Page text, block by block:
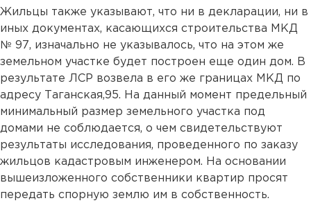
Жильцы также указывают, что ни в декларации, ни в
иных документах, касающихся строительства МКД
№ 97, изначально не указывалось, что на этом же
земельном участке будет построен еще один дом. В
результате ЛСР возвела в его же границах МКД по
адресу Таганская,95. На данный момент предельный
минимальный размер земельного участка под
домами не соблюдается, о чем свидетельствуют
результаты исследования, проведенного по заказу
жильцов кадастровым инженером. На основании
вышеизложенного собственники квартир просят
передать спорную землю им в собственность.